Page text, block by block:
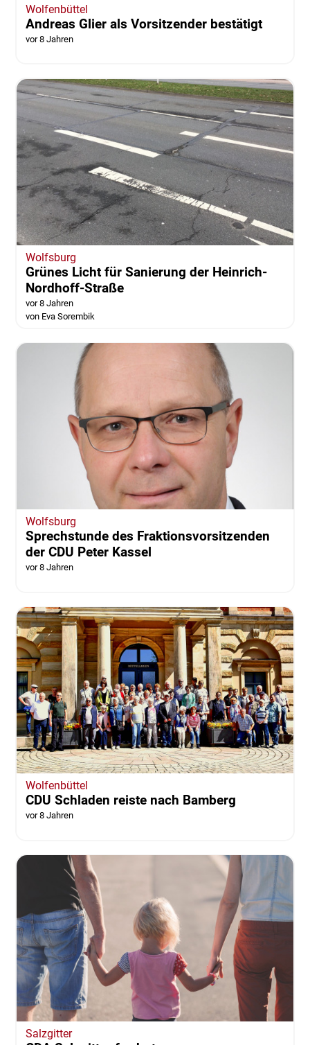
Wolfenbüttel
Andreas Glier als Vorsitzender bestätigt
vor 8 Jahren
Wolfsburg
Grünes Licht für Sanierung der Heinrich-
Nordhoff-Straße
vor 8 Jahren
von Eva Sorembik
Wolfsburg
Sprechstunde des Fraktionsvorsitzenden
der CDU Peter Kassel
vor 8 Jahren
Wolfenbüttel
CDU Schladen reiste nach Bamberg
vor 8 Jahren
Salzgitter